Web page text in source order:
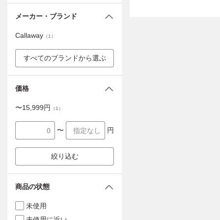
メーカー・ブランド
Callaway （1 ）
すべてのブランドから選ぶ
価格
〜15,999円 （1 ）
〜 円
絞り込む
商品の状態
未使用